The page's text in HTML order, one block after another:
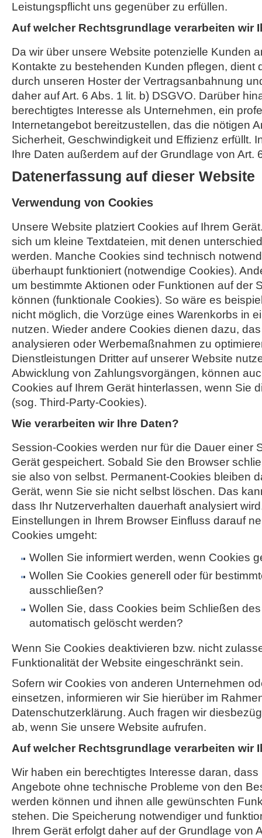
Leistungspflicht uns gegenüber zu erfüllen.
Auf welcher Rechtsgrundlage verarbeiten wir
Da wir über unsere Website potenzielle Kunden
Kontakte zu bestehenden Kunden pflegen, dient
durch unseren Hoster der Vertragsanbahnung
daher auf Art. 6 Abs. 1 lit. b) DSGVO. Darüber
berechtigtes Interesse als Unternehmen, ein
Internetangebot bereitzustellen, das die nötigen
Sicherheit, Geschwindigkeit und Effizienz erfüllt.
Ihre Daten außerdem auf der Grundlage von Art.
Datenerfassung auf dieser Website
Verwendung von Cookies
Unsere Website platziert Cookies auf Ihrem
sich um kleine Textdateien, mit denen
werden. Manche Cookies sind technisch
überhaupt funktioniert (notwendige Cookies).
um bestimmte Aktionen oder Funktionen auf der
können (funktionale Cookies). So wäre es
nicht möglich, die Vorzüge eines Warenkorbs in
nutzen. Wieder andere Cookies dienen dazu,
analysieren oder Werbemaßnahmen zu
Dienstleistungen Dritter auf unserer Website
Abwicklung von Zahlungsvorgängen, können
Cookies auf Ihrem Gerät hinterlassen, wenn Sie
(sog. Third-Party-Cookies).
Wie verarbeiten wir Ihre Daten?
Session-Cookies werden nur für die Dauer einer
Gerät gespeichert. Sobald Sie den Browser
sie also von selbst. Permanent-Cookies bleiben
Gerät, wenn Sie sie nicht selbst löschen. Das
dass Ihr Nutzerverhalten dauerhaft analysiert
Einstellungen in Ihrem Browser Einfluss darauf
Cookies umgeht:
Wollen Sie informiert werden, wenn Cookies
Wollen Sie Cookies generell oder für
ausschließen?
Wollen Sie, dass Cookies beim Schließen
automatisch gelöscht werden?
Wenn Sie Cookies deaktivieren bzw. nicht
Funktionalität der Website eingeschränkt sein.
Sofern wir Cookies von anderen Unternehmen
einsetzen, informieren wir Sie hierüber im
Datenschutzerklärung. Auch fragen wir
ab, wenn Sie unsere Website aufrufen.
Auf welcher Rechtsgrundlage verarbeiten wir
Wir haben ein berechtigtes Interesse daran,
Angebote ohne technische Probleme von den
werden können und ihnen alle gewünschten
stehen. Die Speicherung notwendiger und
Ihrem Gerät erfolgt daher auf der Grundlage von